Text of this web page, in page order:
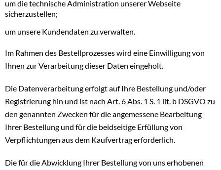
um die technische Administration unserer Webseite
sicherzustellen;
um unsere Kundendaten zu verwalten.
Im Rahmen des Bestellprozesses wird eine Einwilligung von
Ihnen zur Verarbeitung dieser Daten eingeholt.
Die Datenverarbeitung erfolgt auf Ihre Bestellung und/oder
Registrierung hin und ist nach Art. 6 Abs. 1 S. 1 lit. b DSGVO zu
den genannten Zwecken für die angemessene Bearbeitung
Ihrer Bestellung und für die beidseitige Erfüllung von
Verpflichtungen aus dem Kaufvertrag erforderlich.
Die für die Abwicklung Ihrer Bestellung von uns erhobenen